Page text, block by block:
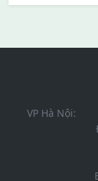
VP Hà Nội: